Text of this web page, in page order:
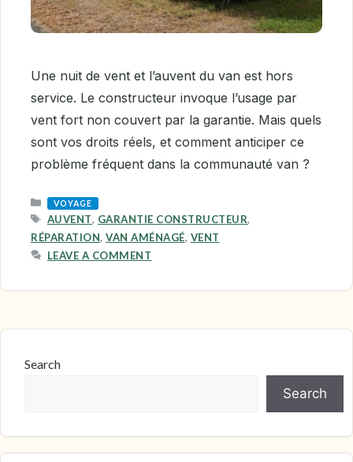
Une nuit de vent et l’auvent du van est hors
service. Le constructeur invoque l’usage par
vent fort non couvert par la garantie. Mais quels
sont vos droits réels, et comment anticiper ce
problème fréquent dans la communauté van ?
CATEGORIES
VOYAGE
TAGS
AUVENT, GARANTIE CONSTRUCTEUR,
RÉPARATION, VAN AMÉNAGÉ, VENT
LEAVE A COMMENT
Search
Search